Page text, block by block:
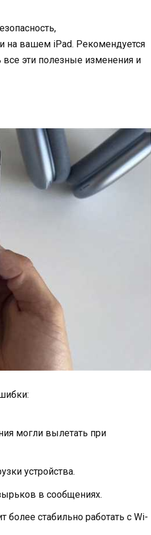
на вашем iPad. Рекомендуется
все эти полезные изменения и
могли вылетать при
устройства.
в сообщениях.
стабильно работать с Wi-